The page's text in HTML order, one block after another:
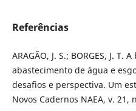
Referências
ARAGÃO, J. S.; BORGES, J.
abastecimento de água e
desafios e perspectiva. Um
Novos Cadernos NAEA, v. 21,